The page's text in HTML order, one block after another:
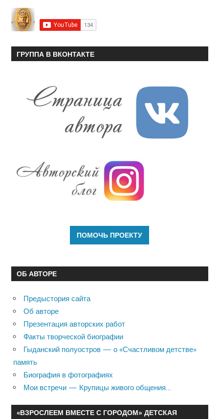
ГРУППА В ВКОНТАКТЕ
ОБ АВТОРЕ
Предыстория сайта
Об авторе
Презентация авторских работ
Факты творческой биографии
Гыданский полуостров — о «Счастливом детстве»
память
Биография в фотографиях
Мои встречи — Крупицы живого общения…
«ВЗРОСЛЕЕМ ВМЕСТЕ С ГОРОДОМ» ДЕТСКАЯ